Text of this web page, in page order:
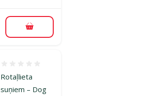
Pievienot grozam
Rotaļlieta
suņiem – Dog